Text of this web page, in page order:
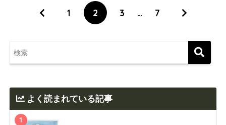
1 2 3 … 7
よく読まれている記事
1